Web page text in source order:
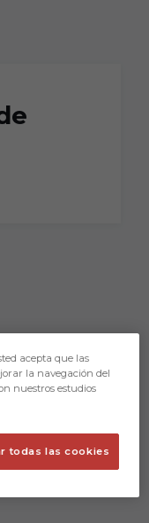
acepta que las
la navegación del
nuestros estudios
todas las cookies